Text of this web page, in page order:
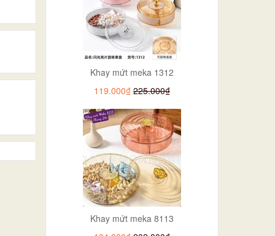
Khay mứt meka 1312
119.000₫ 225.000₫
Khay mứt meka 8113